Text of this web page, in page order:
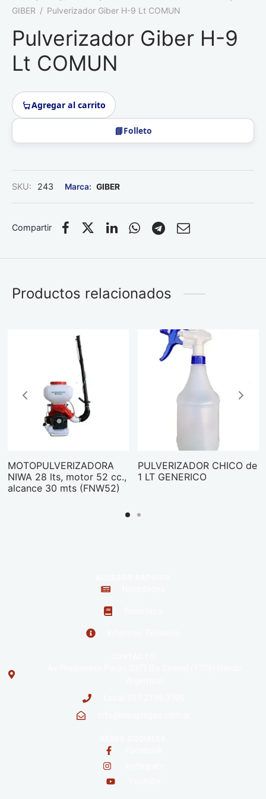
GIBER / Pulverizador Giber H-9 Lt COMUN
Pulverizador Giber H-9
Lt COMUN
Agregar al carrito
Folleto
SKU: 243 GIBER
Compartir
Productos relacionados
MOTOPULVERIZADORA
NIWA 28 lts, motor 52 cc.,
alcance 30 mts (FNW52)
PULVERIZADOR CHICO de
1 LT GENERICO
Roedores